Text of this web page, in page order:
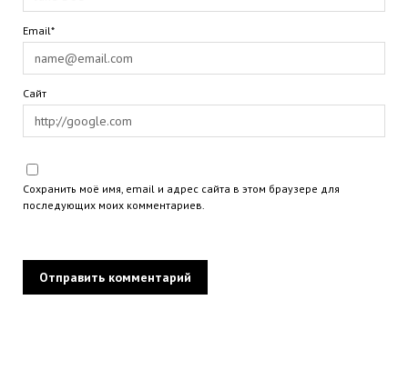
Email*
Сайт
Сохранить моё имя, email и адрес сайта в этом браузере для
последующих моих комментариев.